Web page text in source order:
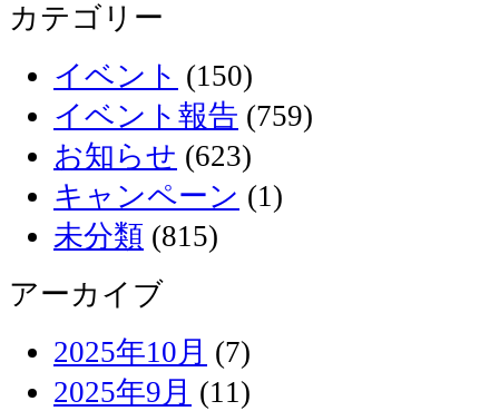
カテゴリー
イベント (150)
イベント報告 (759)
お知らせ (623)
キャンペーン (1)
未分類 (815)
アーカイブ
2025年10月 (7)
2025年9月 (11)